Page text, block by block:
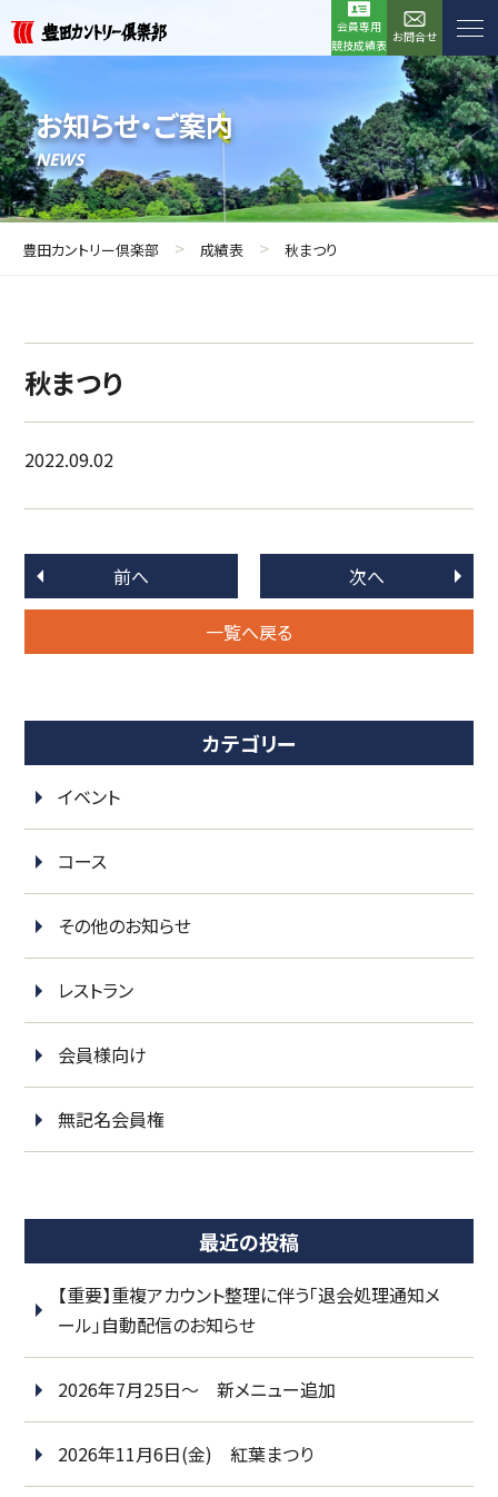
会員専用
競技成績表
お問合せ
お知らせ・ご案内
NEWS
豊田カントリー倶楽部 > 成績表 > 秋まつり
秋まつり
2022.09.02
前へ
一覧へ戻る
次へ
カテゴリー
イベント
コース
その他のお知らせ
レストラン
会員様向け
無記名会員権
最近の投稿
【重要】重複アカウント整理に伴う「退会処理通知メ
ール」自動配信のお知らせ
2026年7月25日～ 新メニュー追加
2026年11月6日(金) 紅葉まつり